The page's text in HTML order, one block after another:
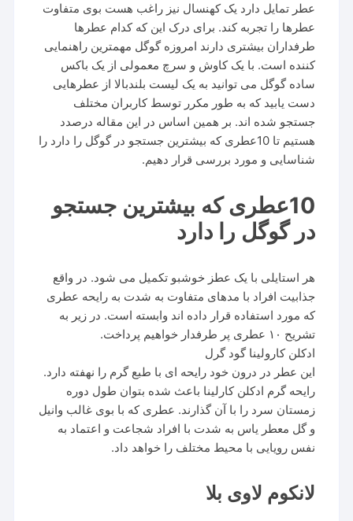
عطر تمایل دارد یک کهنسال نیز راغب هست بوی متفاوت
عطرها را تجربه کند. برای درک این که کدام عطرها
طرفداران بیشتری دارند امروزه گوگل مهمترین راهنمایی
کننده است. با یک کاوش و سرچ معمولی از یک باکس
ساده گوگل می توانید به یک لیست بلندبالا از عطرهایی
دست یابید که به طور مکرر توسط کاربران مختلف
جستجو شده اند. بر همین اساس در این مقاله درصدد
هستیم تا 10عطری که بیشترین جستجو در گوگل را دارد را
شناسایی و مورد بررسی قرار دهیم.
10عطری که بیشترین جستجو
در گوگل را دارد
هر استایلی با یک عطز خوشبو تکمیل می شود. در واقع
جذابیت افراد با مدهای متفاوت به شدت به رایحه عطری
که مورد استفاده قرار داده اند وابسته است. در زیر به
ادکلن کارولینا گود گرل
این عطر در درون خود رایحه ای با طبع گرم را نهفته دارد.
رایحه گرم ادکلن کارلینا باعث شده بتوان طول دوره
زمستان سرد را با آن گذارند. عطری که با بوی غالب وانیل
و گل معطر یاس به شدت با افراد شجاعت و اعتماد به
نفس رویایی با محیط مختلف را خواهد داد.
لانکوم لاوی بلا